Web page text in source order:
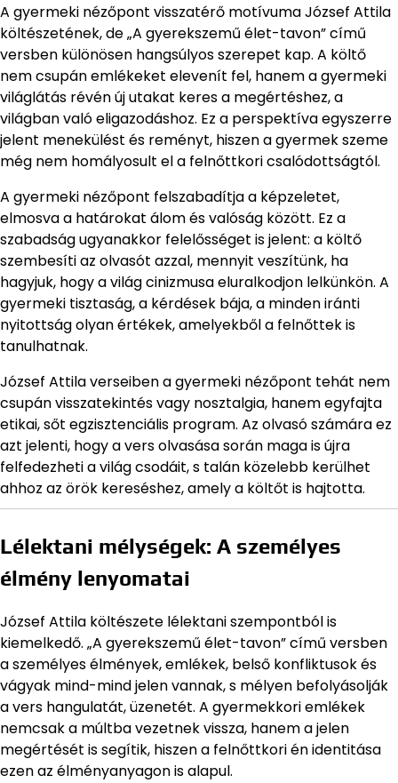
A gyermeki nézőpont visszatérő motívuma József Attila
költészetének, de „A gyerekszemű élet-tavon” című
versben különösen hangsúlyos szerepet kap. A költő
nem csupán emlékeket elevenít fel, hanem a gyermeki
világlátás révén új utakat keres a megértéshez, a
világban való eligazodáshoz. Ez a perspektíva egyszerre
jelent menekülést és reményt, hiszen a gyermek szeme
még nem homályosult el a felnőttkori csalódottságtól.
A gyermeki nézőpont felszabadítja a képzeletet,
elmosva a határokat álom és valóság között. Ez a
szabadság ugyanakkor felelősséget is jelent: a költő
szembesíti az olvasót azzal, mennyit veszítünk, ha
hagyjuk, hogy a világ cinizmusa eluralkodjon lelkünkön. A
gyermeki tisztaság, a kérdések bája, a minden iránti
nyitottság olyan értékek, amelyekből a felnőttek is
tanulhatnak.
József Attila verseiben a gyermeki nézőpont tehát nem
csupán visszatekintés vagy nosztalgia, hanem egyfajta
etikai, sőt egzisztenciális program. Az olvasó számára ez
azt jelenti, hogy a vers olvasása során maga is újra
felfedezheti a világ csodáit, s talán közelebb kerülhet
ahhoz az örök kereséshez, amely a költőt is hajtotta.
Lélektani mélységek: A személyes
élmény lenyomatai
József Attila költészete lélektani szempontból is
kiemelkedő. „A gyerekszemű élet-tavon” című versben
a személyes élmények, emlékek, belső konfliktusok és
vágyak mind-mind jelen vannak, s mélyen befolyásolják
a vers hangulatát, üzenetét. A gyermekkori emlékek
nemcsak a múltba vezetnek vissza, hanem a jelen
megértését is segítik, hiszen a felnőttkori én identitása
ezen az élményanyagon is alapul.